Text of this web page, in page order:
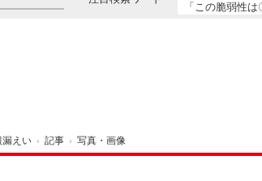
「この脆弱性
えい › 記事 › 写真・画像